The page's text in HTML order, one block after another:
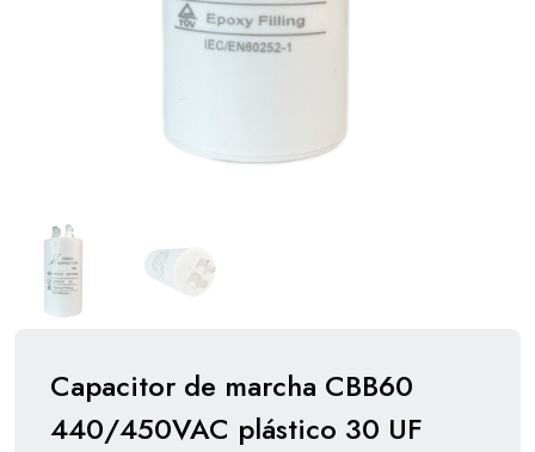
Capacitor de marcha CBB60
440/450VAC plástico 30 UF